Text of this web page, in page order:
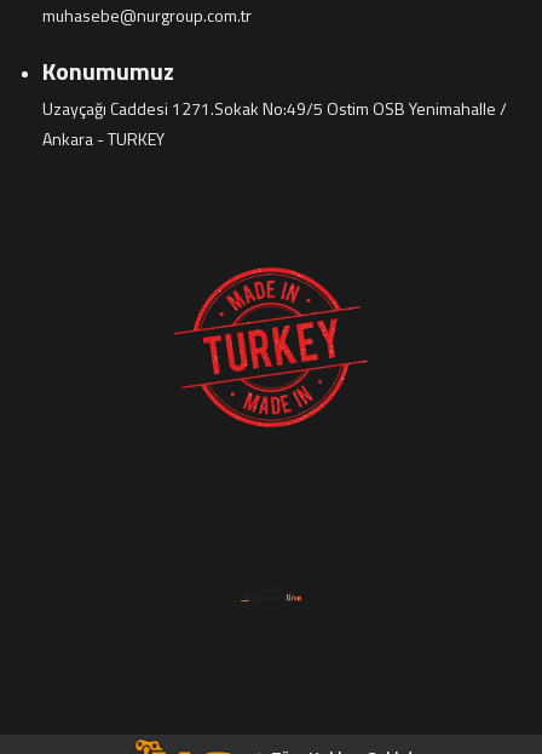
muhasebe@nurgroup.com.tr
Konumumuz
Uzayçağı Caddesi 1271.Sokak No:49/5 Ostim OSB Yenimahalle /
Ankara - TURKEY